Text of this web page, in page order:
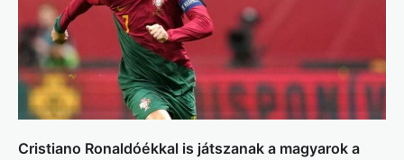
Cristiano Ronaldóékkal is játszanak a magyarok a